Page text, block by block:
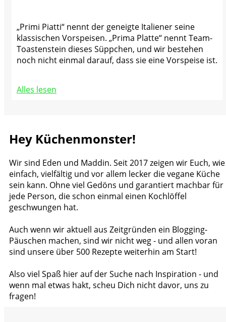
„Primi Piatti“ nennt der geneigte Italiener seine
klassischen Vorspeisen. „Prima Platte“ nennt Team-
Toastenstein dieses Süppchen, und wir bestehen
noch nicht einmal darauf, dass sie eine Vorspeise ist.
Alles lesen
Hey Küchenmonster!
Wir sind Eden und Maddin. Seit 2017 zeigen wir Euch, wie
einfach, vielfältig und vor allem lecker die vegane Küche
sein kann. Ohne viel Gedöns und garantiert machbar für
jede Person, die schon einmal einen Kochlöffel
geschwungen hat.
Auch wenn wir aktuell aus Zeitgründen ein Blogging-
Päuschen machen, sind wir nicht weg - und allen voran
sind unsere über 500 Rezepte weiterhin am Start!
Also viel Spaß hier auf der Suche nach Inspiration - und
wenn mal etwas hakt, scheu Dich nicht davor, uns zu
fragen!